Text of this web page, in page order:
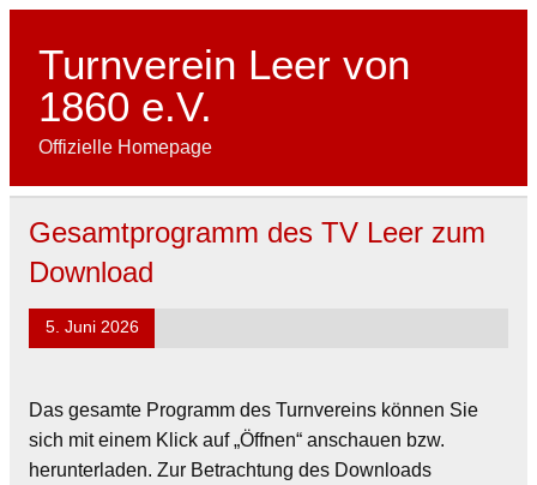
Skip
contentTurnverein Leer von
1860 e.V.
Offizielle Homepage
Gesamtprogramm des TV Leer zum
Download
5. Juni 2026
Das gesamte Programm des Turnvereins können Sie
sich mit einem Klick auf „Öffnen“ anschauen bzw.
herunterladen. Zur Betrachtung des Downloads